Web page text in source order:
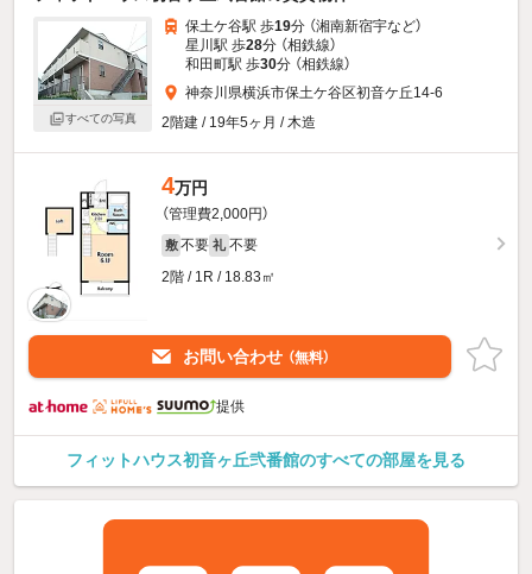
すべての写真
保土ケ谷駅 歩19分 （湘南新宿宇など）
星川駅 歩28分 （相鉄線）
和田町駅 歩30分 （相鉄線）
神奈川県横浜市保土ケ谷区初音ケ丘14-6
2階建 / 19年5ヶ月 / 木造
4万円
（管理費2,000円）
敷 不要 礼 不要
2階 / 1R / 18.83㎡
お問い合わせ （無料）
提供
フィットハウス初音ヶ丘弐番館のすべての部屋を見る